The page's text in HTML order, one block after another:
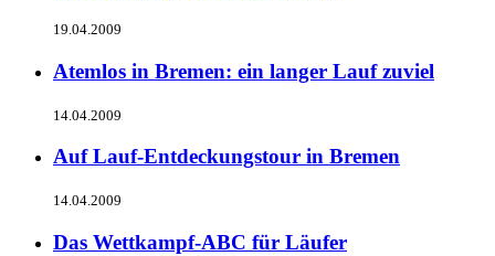
19.04.2009
Atemlos in Bremen: ein langer Lauf zuviel
14.04.2009
Auf Lauf-Entdeckungstour in Bremen
14.04.2009
Das Wettkampf-ABC für Läufer